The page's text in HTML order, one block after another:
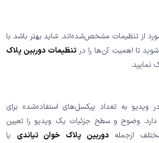
از تنظیمات مشخص‌شده‌اند. شاید بهتر باشد با
شوید تا اهمیت آن‌ها را در تنظیمات دوربین پلاک
نمایید.
تنظیم Resolution در ویدیو به تعداد پیکسل‌های استفاده‌شده برای
دارد. وضوح و سطح جزئیات یک ویدیو را تعیین
ازجمله دوربین پلاک خوان تیاندی یا